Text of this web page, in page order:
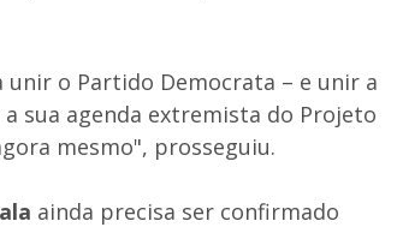
o Partido Democrata – e unir a
a sua agenda extremista do Projeto
mesmo", prosseguiu.
ainda precisa ser confirmado